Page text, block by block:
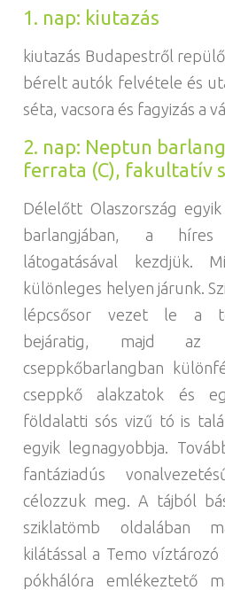
1. nap: kiutazás
kiutazás Budapestről
bérelt autók felvétele és
séta, vacsora és fagyizás a
2. nap: Neptun
ferrata (C), fakultatív
Délelőtt Olaszország
barlangjában, a
látogatásával kezdjük.
különleges helyen járunk.
lépcsősor vezet le a
bejáratig, majd
cseppkőbarlangban
cseppkő alakzatok és
földalatti sós vizű tó is
egyik legnagyobbja.
fantáziadús
célozzuk meg. A tájból
sziklatömb oldalában
kilátással a Temo
pókhálóra emlékeztető